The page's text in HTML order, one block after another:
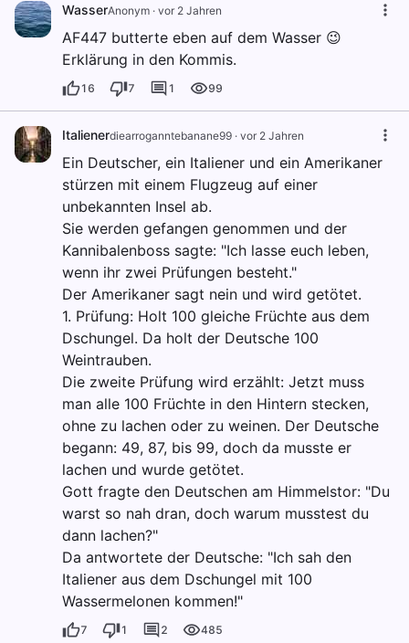
WasserAnonym · vor 2 Jahren
AF447 butterte eben auf dem Wasser 😉
Erklärung in den Kommis.
16 7 1 99
Italienerdiearroganntebanane99 · vor 2 Jahren
Ein Deutscher, ein Italiener und ein Amerikaner
stürzen mit einem Flugzeug auf einer
unbekannten Insel ab.
Sie werden gefangen genommen und der
Kannibalenboss sagte: "Ich lasse euch leben,
wenn ihr zwei Prüfungen besteht."
Der Amerikaner sagt nein und wird getötet.
1. Prüfung: Holt 100 gleiche Früchte aus dem
Dschungel. Da holt der Deutsche 100
Weintrauben.
Die zweite Prüfung wird erzählt: Jetzt muss
man alle 100 Früchte in den Hintern stecken,
ohne zu lachen oder zu weinen. Der Deutsche
begann: 49, 87, bis 99, doch da musste er
lachen und wurde getötet.
Gott fragte den Deutschen am Himmelstor: "Du
warst so nah dran, doch warum musstest du
dann lachen?"
Da antwortete der Deutsche: "Ich sah den
Italiener aus dem Dschungel mit 100
Wassermelonen kommen!"
7 1 2 485